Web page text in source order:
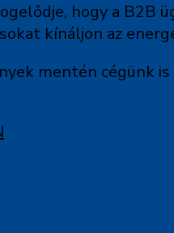
hogy a
kínáljon az
mentén